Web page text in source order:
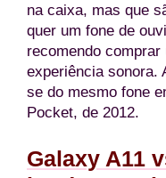
na caixa, mas que
quer um fone de
recomendo
experiência sonora.
se do mesmo fone
Pocket, de 2012.
Galaxy A11